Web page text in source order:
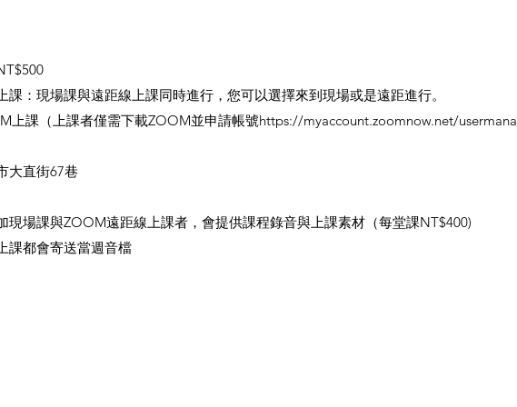
課：現場課與遠距線上課同時進行，您可以選擇來到現場或是遠距進行。
上課（上課者僅需下載ZOOM並申請帳號https://myaccount.zoomnow.net/
大直街67巷
現場課與ZOOM遠距線上課者，會提供課程錄音與上課素材（每堂課NT$400)
課都會寄送當週音檔